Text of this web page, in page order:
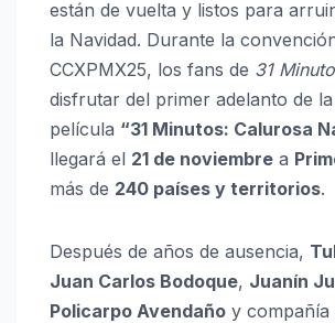
están de vuelta y listos para
la Navidad. Durante la
CCXPMX25, los fans de 31
disfrutar del primer adelanto de
película “31 Minutos: Calurosa
llegará el 21 de noviembre a
más de 240 países y territorios.
Después de años de ausencia,
Juan Carlos Bodoque, Juanín
Policarpo Avendaño y compañía